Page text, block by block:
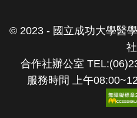
© 2023 - 國立成功大學醫
社
合作社辦公室
服務時間 上午